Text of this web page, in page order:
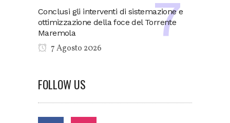
Conclusi gli interventi di sistemazione e
ottimizzazione della foce del Torrente
Maremola
7 Agosto 2026
FOLLOW US